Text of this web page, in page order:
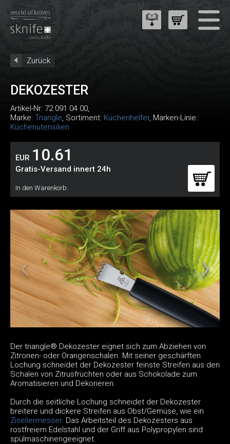
Zurück
DEKOZESTER
Artikel-Nr: 72 091 04 00,
Marke: Triangle, Sortiment: Küchenhelfer, Marken-Linie:
Küchenutensilien
EUR 10.61
Gratis-Versand innert 24h
In den Warenkorb:
Der triangle® Dekozester eignet sich zum Abziehen von
Zitronen- oder Orangenschalen. Mit seiner geschärften
Lochung schneidet der Dekozester feinste Streifen aus den
Schalen von Zitrusfrüchten oder aus Schokolade zum
Aromatisieren und Dekorieren.
Durch die seitliche Lochung schneidet der Dekozester
breitere und dickere Streifen aus Obst/Gemüse, wie ein
Ziseliermesser. Das Arbeitsteil des Dekozesters aus
rostfreiem Edelstahl und der Griff aus Polypropylen sind
spülmaschinengeeignet.